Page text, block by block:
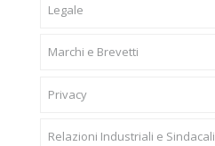
Legale
Marchi e Brevetti
Privacy
Relazioni Industriali e Sindacali